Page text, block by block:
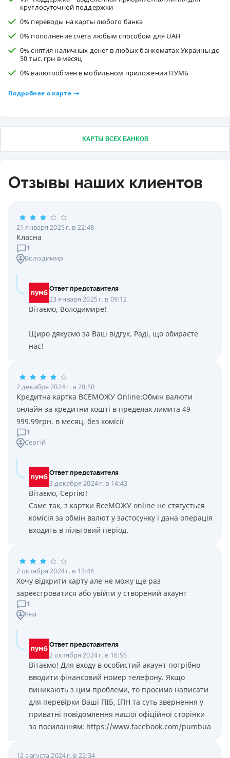
круглосуточной поддержки
0% переводы на карты любого банка
0% пополнение счета любым способом для UAH
0% снятия наличных денег в любых банкоматах Украины до
50 тыс. грн в месяц
0% валютообмен в мобильном приложении ПУМБ
Подробнее о карте
КАРТЫ ВСЕХ БАНКОВ
Отзывы наших клиентов
21 января 2025 г. в 22:48
Класна
1
Володимир
Ответ представителя
23 января 2025 г. в 09:12
Вітаємо, Володимире!
Щиро дякуємо за Ваш відгук. Раді, що обираєте
нас!
2 декабря 2024 г. в 20:50
Кредитна картка ВСЕМОЖУ Online:Обмін валюти
онлайн за кредитни кошті в пределах лимита 49
999.99грн. в месяц, без комісії
1
Сергій
Ответ представителя
3 декабря 2024 г. в 14:43
Вітаємо, Сергію!
Саме так, з картки ВсеМОЖУ online не стягується
комісія за обмін валют у застосунку і дана операція
входить в пільговий період.
2 октября 2024 г. в 13:48
Хочу відкрити карту але не можу ще раз
зареєстроватися або увійти у створений акаунт
1
Яна
Ответ представителя
2 октября 2024 г. в 16:55
Вітаємо! Для входу в особистий акаунт потрібно
вводити фінансовий номер телефону. Якщо
виникають з цим проблеми, то просимо написати
для перевірки Ваші ПІБ, ІПН та суть звернення у
приватні повідомлення нашої офіційної сторінки
за посиланням: https://www.facebook.com/pumbua
12 августа 2024 г. в 22:34